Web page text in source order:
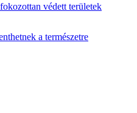
védett területek
a természetre